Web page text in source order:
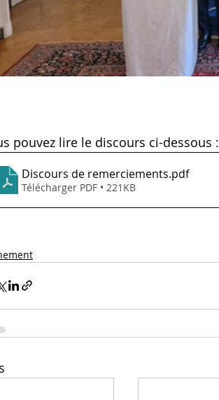
pouvez lire le discours ci-dessous :
Discours de remerciements.pdf
Télécharger PDF • 221KB